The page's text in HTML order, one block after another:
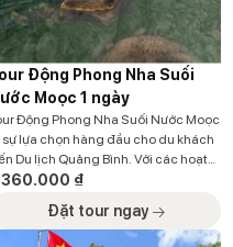
Động Phong Nha Suối
Moọc 1 ngày
Động Phong Nha Suối Nước Moọc
sự lựa chọn hàng đầu cho du khách
Du lịch Quảng Bình. Với các hoạt
nhẹ nhàng 2 điểm thăm quan
với nhiều lứa tuổi khác nhau. Tour
Nha Suối Nước Moọc được khởi
₫
Đặt tour ngay